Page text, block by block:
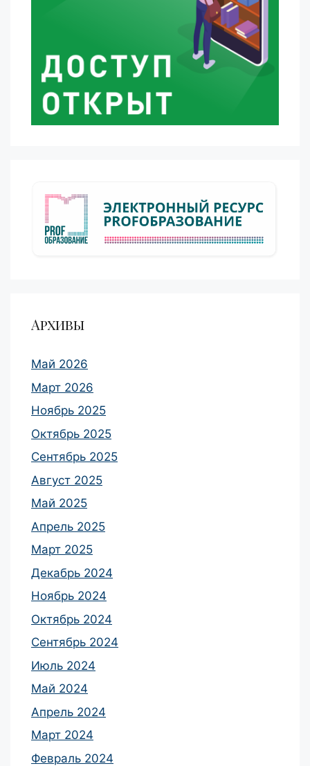
Архивы
Май 2026
Март 2026
Ноябрь 2025
Октябрь 2025
Сентябрь 2025
Август 2025
Май 2025
Апрель 2025
Март 2025
Декабрь 2024
Ноябрь 2024
Октябрь 2024
Сентябрь 2024
Июль 2024
Май 2024
Апрель 2024
Март 2024
Февраль 2024